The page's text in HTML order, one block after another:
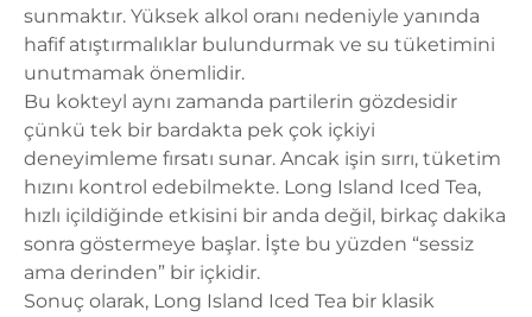
sunmaktır. Yüksek alkol oranı nedeniyle yanında
hafif atıştırmalıklar bulundurmak ve su tüketimini
unutmamak önemlidir.
Bu kokteyl aynı zamanda partilerin gözdesidir
çünkü tek bir bardakta pek çok içkiyi
deneyimleme fırsatı sunar. Ancak işin sırrı, tüketim
hızını kontrol edebilmekte. Long Island Iced Tea,
hızlı içildiğinde etkisini bir anda değil, birkaç dakika
sonra göstermeye başlar. İşte bu yüzden “sessiz
ama derinden” bir içkidir.
Sonuç olarak, Long Island Iced Tea bir klasik